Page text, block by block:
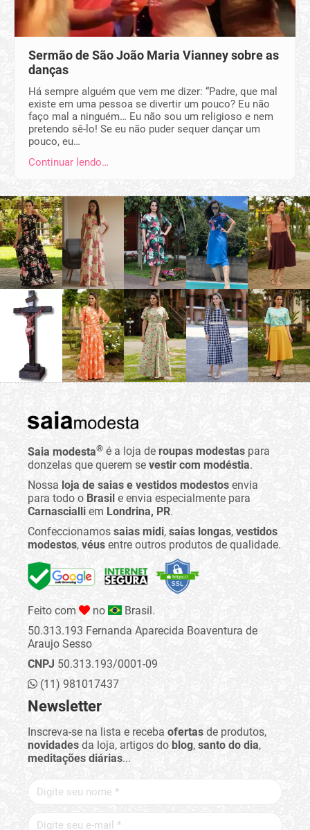
Sermão de São João Maria Vianney sobre as
danças
Há sempre alguém que vem me dizer: “Padre, que mal
existe em uma pessoa se divertir um pouco? Eu não
faço mal a ninguém… Eu não sou um religioso e nem
pretendo sê-lo! Se eu não puder sequer dançar um
pouco, eu…
Continuar lendo…
Saia modesta® é a loja de roupas modestas para
donzelas que querem se vestir com modéstia.
Nossa loja de saias e vestidos modestos envia
para todo o Brasil e envia especialmente para
Carnascialli em Londrina, PR.
Confeccionamos saias midi, saias longas, vestidos
modestos, véus entre outros produtos de qualidade.
Feito com no
Brasil.
50.313.193 Fernanda Aparecida Boaventura de
Araujo Sesso
CNPJ 50.313.193/0001-09
(11) 981017437
Newsletter
Inscreva-se na lista e receba ofertas de produtos,
novidades da loja, artigos do blog, santo do dia,
meditações diárias...